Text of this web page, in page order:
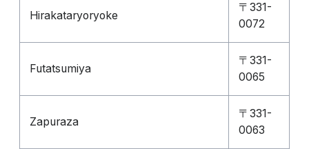
Hirakataryoryoke
〒331-
0072
Futatsumiya
〒331-
0065
Zapuraza
〒331-
0063